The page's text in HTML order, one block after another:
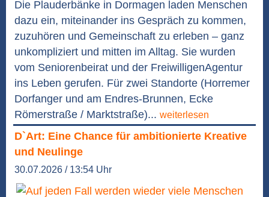
Die Plauderbänke in Dormagen laden Menschen
dazu ein, miteinander ins Gespräch zu kommen,
zuzuhören und Gemeinschaft zu erleben – ganz
unkompliziert und mitten im Alltag. Sie wurden
vom Seniorenbeirat und der FreiwilligenAgentur
ins Leben gerufen. Für zwei Standorte (Horremer
Dorfanger und am Endres-Brunnen, Ecke
Römerstraße / Marktstraße)... weiterlesen
D`Art: Eine Chance für ambitionierte Kreative
und Neulinge
30.07.2026 / 13:54 Uhr